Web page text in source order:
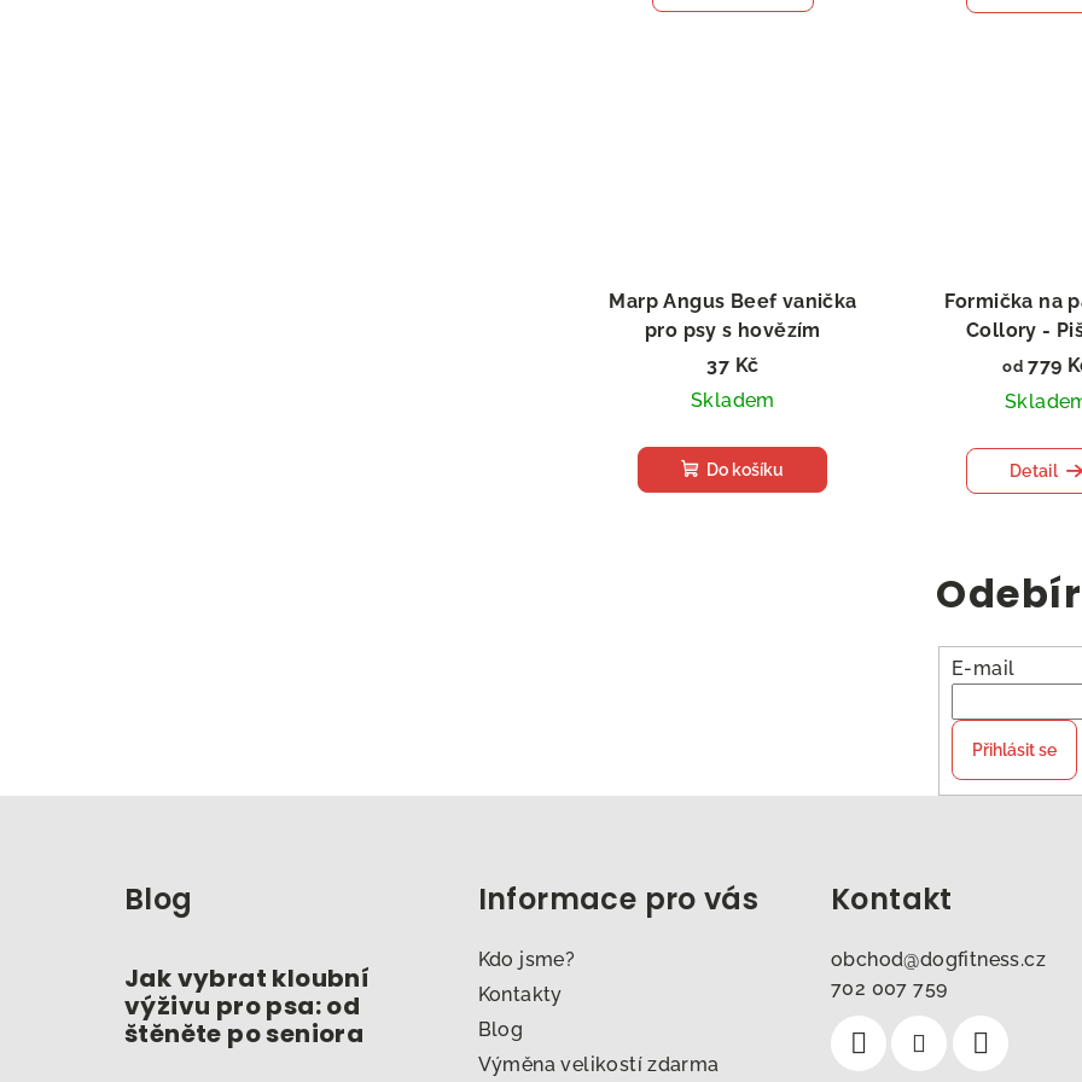
Marp Angus Beef vanička
pro psy s hovězím
37 Kč
Skladem
Do košíku
Formička na
Collory -
od779
Detail
E-mail
Přihlásit se
Blog
Jak vybrat kloubní
výživu pro psa: od
štěněte po seniora
Informace pro vás
Kdo jsme?
Kontakty
Blog
Výměna velikostí zdarma
Kontakt
obchod@dogfitness.cz
702 007 759